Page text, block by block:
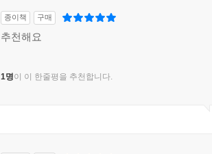
종이책 구매
추천해요
1명이 이 한줄평을 추천합니다.